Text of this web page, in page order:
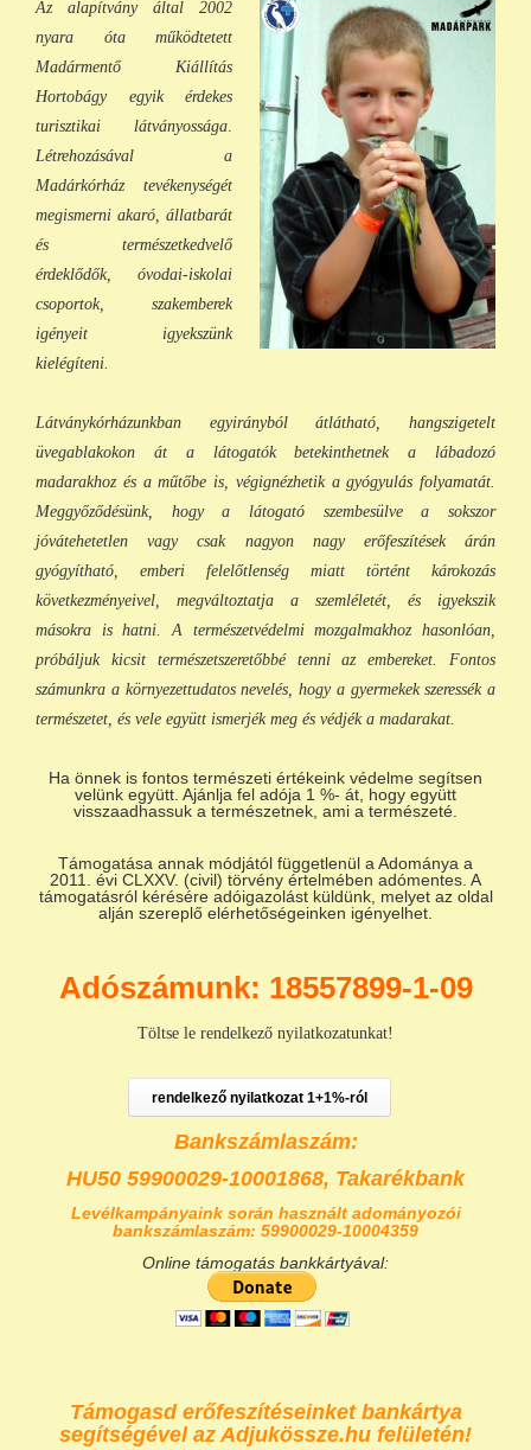
Az alapítvány által 2002
nyara óta működtetett
Madármentő Kiállítás
Hortobágy egyik érdekes
turisztikai látványossága.
Létrehozásával a
Madárkórház tevékenységét
megismerni akaró, állatbarát
és természetkedvelő
érdeklődők, óvodai-iskolai
csoportok, szakemberek
igényeit igyekszünk
kielégíteni.
Látványkórházunkban egyirányból átlátható, hangszigetelt
üvegablakokon át a látogatók betekinthetnek a lábadozó
madarakhoz és a műtőbe is, végignézhetik a gyógyulás folyamatát.
Meggyőződésünk, hogy a látogató szembesülve a sokszor
jóvátehetetlen vagy csak nagyon nagy erőfeszítések árán
gyógyítható, emberi felelőtlenség miatt történt károkozás
következményeivel, megváltoztatja a szemléletét, és igyekszik
másokra is hatni. A természetvédelmi mozgalmakhoz hasonlóan,
próbáljuk kicsit természetszeretőbbé tenni az embereket. Fontos
számunkra a környezettudatos nevelés, hogy a gyermekek szeressék a
természetet, és vele együtt ismerjék meg és védjék a madarakat.
Ha önnek is fontos természeti értékeink védelme segítsen
velünk együtt. Ajánlja fel adója 1 %- át, hogy együtt
visszaadhassuk a természetnek, ami a természeté.
Támogatása annak módjától függetlenül a Adománya a
2011. évi CLXXV. (civil) törvény értelmében adómentes. A
támogatásról kérésére adóigazolást küldünk, melyet az oldal
alján szereplő elérhetőségeinken igényelhet.
Adószámunk: 18557899-1-09
Töltse le rendelkező nyilatkozatunkat!
rendelkező nyilatkozat 1+1%-ról
Bankszámlaszám:
HU50 59900029-10001868, Takarékbank
Levélkampányaink során használt adományozói
bankszámlaszám: 59900029-10004359
Online támogatás bankkártyával:
Támogasd erőfeszítéseinket bankártya
segítségével az Adjukössze.hu felületén!